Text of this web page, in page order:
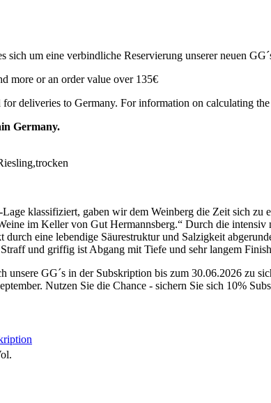
sich um eine verbindliche Reservierung unserer neuen
more or an order value over 135€
deliveries to Germany. For information on calculating the
Germany.
,trocken
klassifiziert, gaben wir dem Weinberg die Zeit sich
im Keller von Gut Hermannsberg.“ Durch die
durch eine lebendige Säurestruktur und Salzigkeit
und griffig ist Abgang mit Tiefe und sehr langem
unsere GG´s in der Subskription bis zum 30.06.2026 zu
Nutzen Sie die Chance - sichern Sie sich 10%